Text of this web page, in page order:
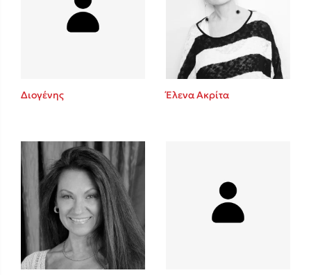
Ένας γίγαντας στο σχολείο
Δανάη Δεληγεώργη
Mel Robbins
Η μέθοδος Αφήστε τους
Διογένης Έλενα Ακρίτα